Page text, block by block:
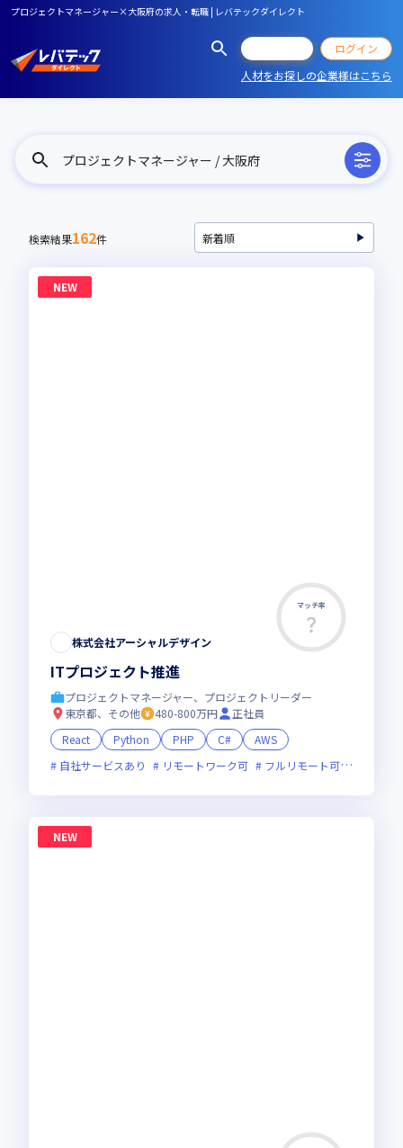
プロジェクトマネージャー×大阪府の求人・転職 | レバテックダイレクト
ログイン
人材をお探しの企業様はこちら
プロジェクトマネージャー / 大阪府
検索結果162件
NEW
マッチ率
株式会社アーシャルデザイン
ITプロジェクト推進
プロジェクトマネージャー、プロジェクトリーダー
東京都、その他
480-800万円
正社員
React
Python PHP C#
AWS
自社サービスあり
リモートワーク可 フルリモート可
NEW